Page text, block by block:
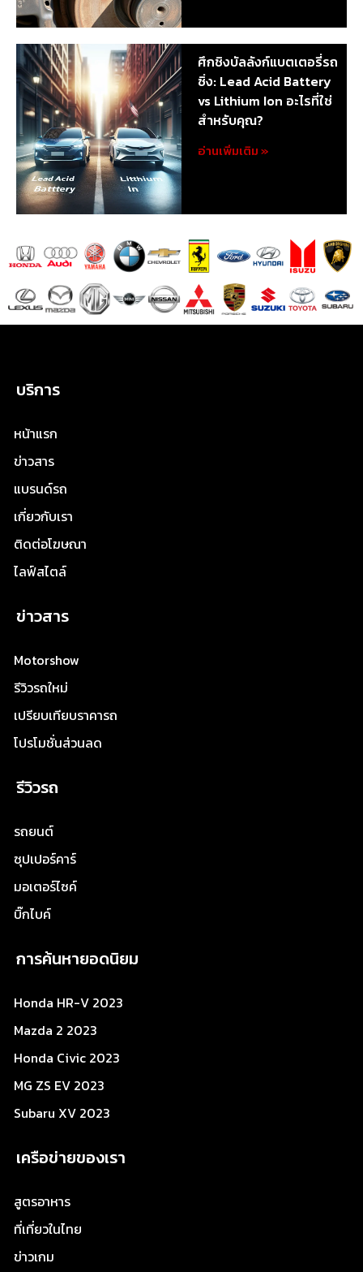
ศึกชิงบัลลังก์แบตเตอรี่รถ
ซิ่ง: Lead Acid Battery
vs Lithium Ion อะไรที่ใช่
สำหรับคุณ?
อ่านเพิ่มเติม »
บริการ
หน้าแรก
ข่าวสาร
แบรนด์รถ
เกี่ยวกับเรา
ติดต่อโฆษณา
ไลฟ์สไตล์
ข่าวสาร
Motorshow
รีวิวรถใหม่
เปรียบเทียบราคารถ
โปรโมชั่นส่วนลด
รีวิวรถ
รถยนต์
ซุปเปอร์คาร์
มอเตอร์ไซค์
บิ๊กไบค์
การค้นหายอดนิยม
Honda HR-V 2023
Mazda 2 2023
Honda Civic 2023
MG ZS EV 2023
Subaru XV 2023
เครือข่ายของเรา
สูตรอาหาร
ที่เที่ยวในไทย
ข่าวเกม